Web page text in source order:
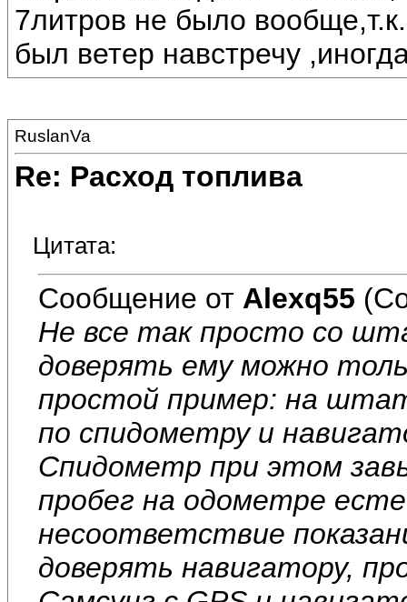
7литров не было
был ветер навстречу
RuslanVa
Re: Расход топлива
Цитата:
Сообщение от Alexq55
Не все так просто со
доверять ему можно
простой пример: на
по спидометру и
Спидометр при этом
пробег на одометре
несоответствие
доверять навигатору,